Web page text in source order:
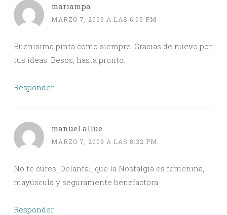
mariampa
MARZO 7, 2009 A LAS 6:05 PM
Buenisima pinta como siempre. Gracias de nuevo por
tus ideas. Besos, hasta pronto.
Responder
manuel allue
MARZO 7, 2009 A LAS 8:32 PM
No te cures, Delantal, que la Nostalgia es femenina,
mayúscula y seguramente benefactora.
Responder